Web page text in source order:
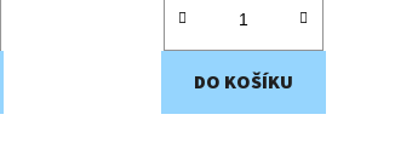
DO KOŠÍKU